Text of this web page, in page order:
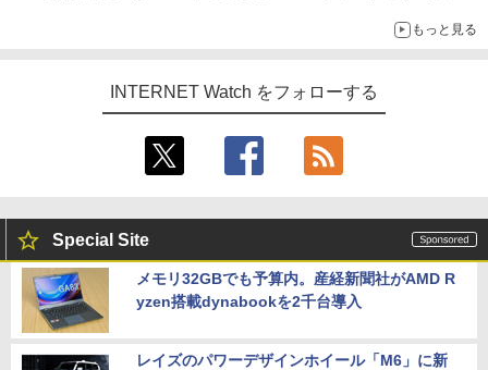
もっと見る
INTERNET Watch をフォローする
Special Site
メモリ32GBでも予算内。産経新聞社がAMD R
yzen搭載dynabookを2千台導入
レイズのパワーデザインホイール「M6」に新